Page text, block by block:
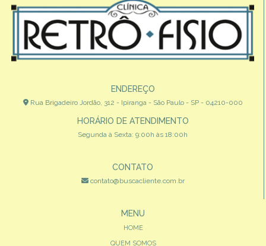
ENDEREÇO
Rua Brigadeiro Jordão, 312 - Ipiranga - São Paulo - SP - 04210-000
HORÁRIO DE ATENDIMENTO
Segunda à Sexta: 9:00h às 18:00h
CONTATO
contato@buscacliente.com.br
MENU
HOME
QUEM SOMOS